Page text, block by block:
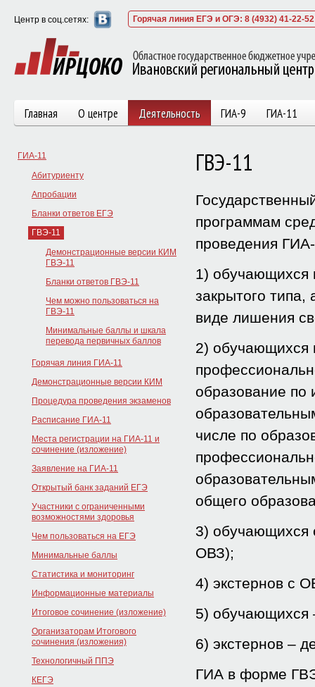
Центр в соц.сетях: Горячая линия ЕГЭ и ОГЭ: 8 (4932) 41-22-
Главная О центре Деятельность ГИА-9 ГИА-11
ГИА-11
Абитуриенту
Апробации
Бланки ответов ЕГЭ
ГВЭ-11
Демонстрационные версии КИМ
ГВЭ-11
Бланки ответов ГВЭ-11
Чем можно пользоваться на
ГВЭ-11
Минимальные баллы и шкала
перевода первичных баллов
Горячая линия ГИА-11
Демонстрационные версии КИМ
Процедура проведения экзаменов
Расписание ГИА-11
Места регистрации на ГИА-11 и
сочинение (изложение)
Заявление на ГИА-11
Открытый банк заданий ЕГЭ
Участники с ограниченными
возможностями здоровья
Чем пользоваться на ЕГЭ
Минимальные баллы
Статистика и мониторинг
Информационные материалы
Итоговое сочинение (изложение)
Организаторам Итогового
сочинения (изложения)
Технологичный ППЭ
КЕГЭ
ГВЭ-11
программам
проведения
1) обучающихся
закрытого
виде лишения
2) обучающихся
образование по
числе по
общего
3) обучающихся
ОВЗ);
4) экстернов с
5) обучающихся
6) экстернов –
ГИА в форме ГВЭ